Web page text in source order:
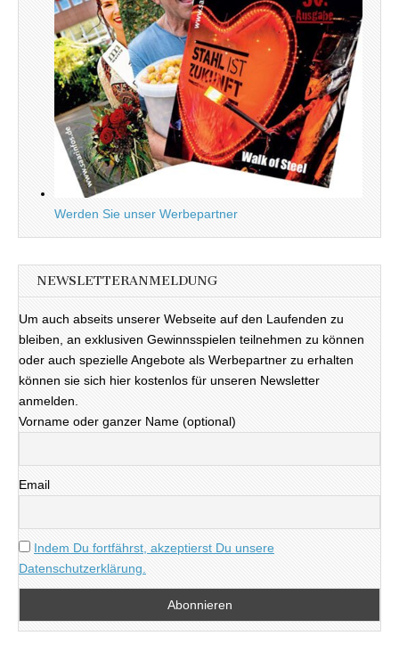
Werden Sie unser Werbepartner
NEWSLETTERANMELDUNG
Um auch abseits unserer Webseite auf den Laufenden zu
bleiben, an exklusiven Gewinnsspielen teilnehmen zu können
oder auch spezielle Angebote als Werbepartner zu erhalten
können sie sich hier kostenlos für unseren Newsletter
anmelden.
Vorname oder ganzer Name (optional)
Email
Indem Du fortfährst, akzeptierst Du unsere
Datenschutzerklärung.